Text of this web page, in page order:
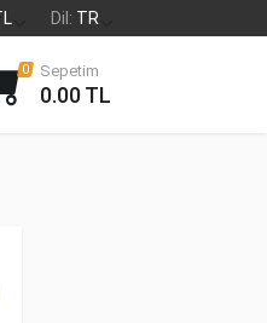
Dil: TR
0 Sepetim
0.00 TL